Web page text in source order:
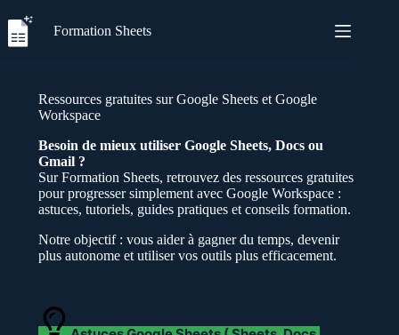
au
contenu
Formation Sheets
Ressources gratuites sur Google Sheets et Google
Workspace
Besoin de mieux utiliser Google Sheets, Docs ou
Gmail ?
Sur Formation Sheets, retrouvez des ressources gratuites
pour progresser simplement avec Google Workspace :
astuces, tutoriels, guides pratiques et conseils formation.
Notre objectif : vous aider à gagner du temps, devenir
plus autonome et utiliser vos outils plus efficacement.